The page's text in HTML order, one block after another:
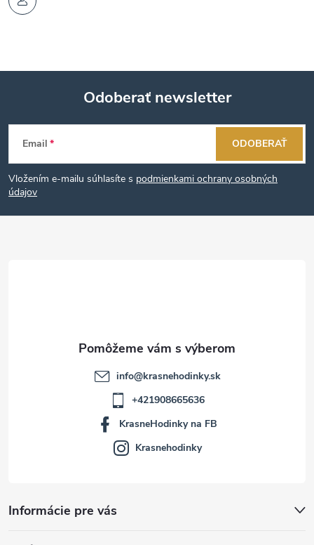
Z
á
p
Odoberať newsletter
Email
Vložením e-mailu súhlasíte s podmienkami ochrany osobných
údajov
ODOBERAŤ
Informácie pre vás
info@krasnehodinky.sk
+421908665636
KrasneHodinky na FB
Krasnehodinky